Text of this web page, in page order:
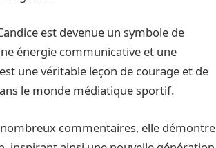
est devenue un symbole de
énergie communicative et une
une véritable leçon de courage et de
le monde médiatique sportif.
commentaires, elle démontre